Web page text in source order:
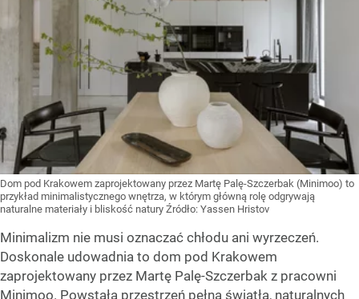
Dom pod Krakowem zaprojektowany przez Martę Palę-Szczerbak (Minimoo) to
przykład minimalistycznego wnętrza, w którym główną rolę odgrywają
naturalne materiały i bliskość natury Źródło: Yassen Hristov
Minimalizm nie musi oznaczać chłodu ani wyrzeczeń.
Doskonale udowadnia to dom pod Krakowem
zaprojektowany przez Martę Palę-Szczerbak z pracowni
Minimoo. Powstała przestrzeń pełna światła, naturalnych